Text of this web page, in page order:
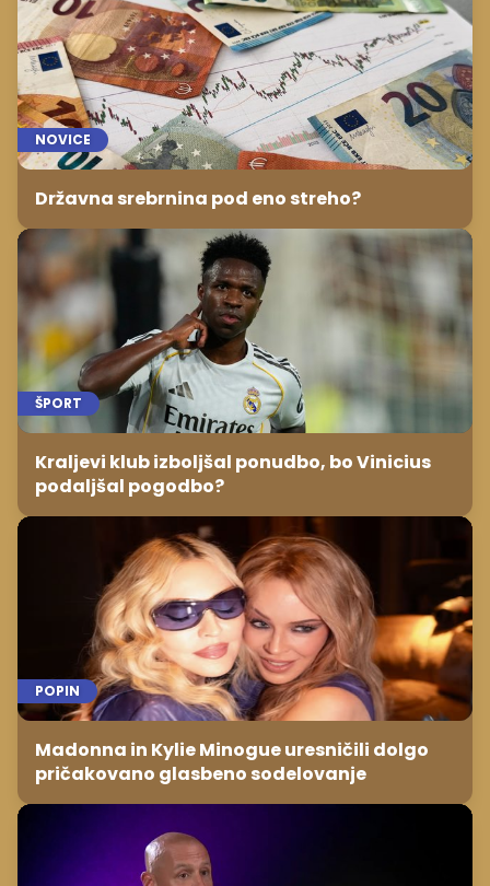
NOVICE
Državna srebrnina pod eno streho?
ŠPORT
Kraljevi klub izboljšal ponudbo, bo Vinicius
podaljšal pogodbo?
POPIN
Madonna in Kylie Minogue uresničili dolgo
pričakovano glasbeno sodelovanje